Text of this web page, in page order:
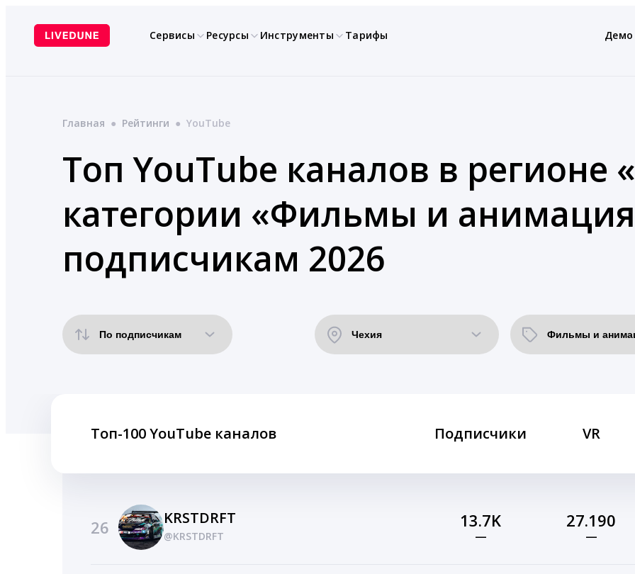
содержимому
Сервисы Ресурсы Инструменты Тарифы Демо
Главная ● Рейтинги ● YouTube
Топ YouTube каналов в регионе
категории «Фильмы и
подписчикам 2026
Топ-100 YouTube каналов Подписчики VR
26 KRSTDRFT
@KRSTDRFT
13.7K
—
27.190
—